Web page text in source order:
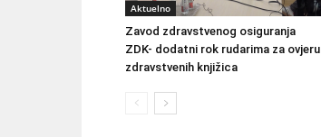
Aktuelno
Zavod zdravstvenog osiguranja
ZDK- dodatni rok rudarima za ovjeru
zdravstvenih knjižica